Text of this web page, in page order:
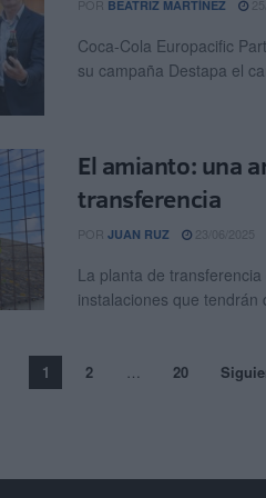
POR BEATRIZ MARTÍNEZ
Coca-Cola Europacific
su campaña Destapa el
El amianto: una
transferencia
POR JUAN RUZ
La planta de
instalaciones que tendrán
1 2 20